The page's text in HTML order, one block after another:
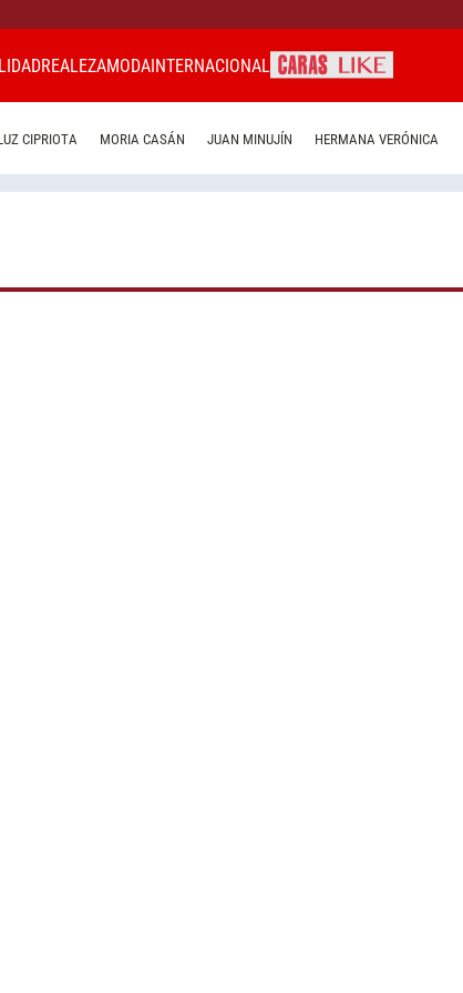
REALEZAMODAINTERNACIONAL
CIPRIOTA MORIA CASÁN JUAN MINUJÍN HERMANA VERÓNICA